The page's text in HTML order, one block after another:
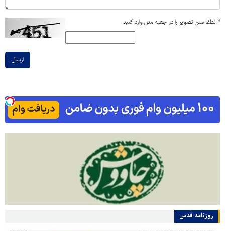
* لطفا متن تصویر را در جعبه متن وارد کنید
ارسال
روزنامه قدس